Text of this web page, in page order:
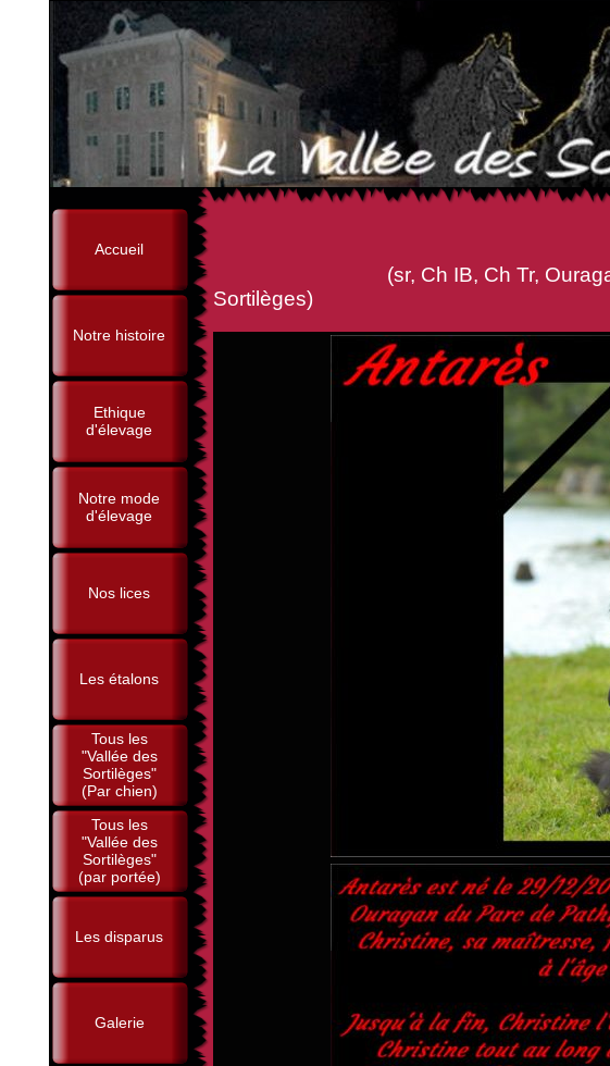
Accueil
Notre histoire
Ethique
d'élevage
Notre mode
d'élevage
Nos lices
Les étalons
Tous les
"Vallée des
Sortilèges"
(Par chien)
Tous les
"Vallée des
Sortilèges"
(par portée)
Les disparus
Galerie
(sr, Ch IB, Ch Tr, Ouragan du
Sortilèges)